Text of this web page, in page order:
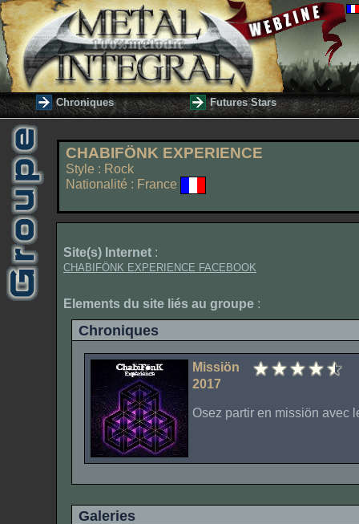
Chroniques Futures Stars
CHABIFÖNK EXPERIENCE
Style : Rock
Nationalité : France
Site(s) Internet :
CHABIFÖNK EXPERIENCE FACEBOOK
Elements du site liés au groupe :
Chroniques
Missiön
2017
Osez partir en missiön avec
Galeries